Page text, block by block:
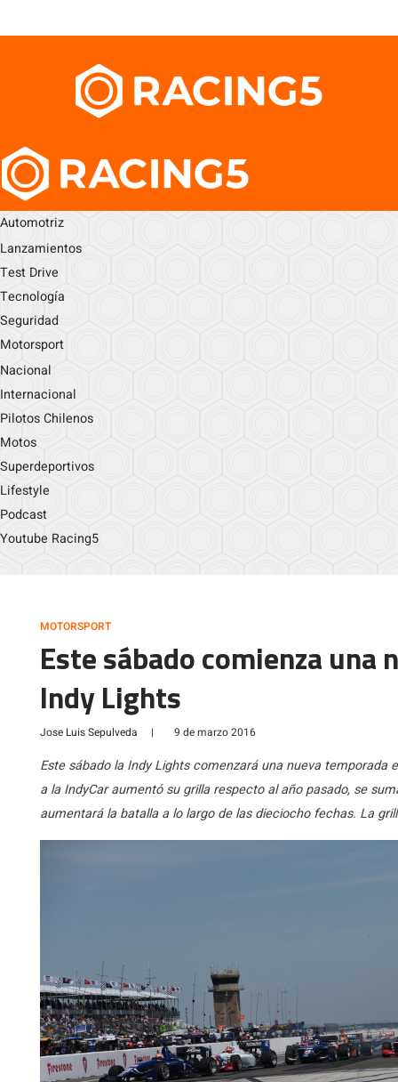
Automotriz
Lanzamientos
Test Drive
Tecnología
Seguridad
Motorsport
Nacional
Internacional
Pilotos Chilenos
Motos
Superdeportivos
Lifestyle
Podcast
Youtube Racing5
MOTORSPORT
Este sábado comienza una
Indy Lights
Jose Luis Sepulveda | 9 de marzo 2016
Este sábado la Indy Lights comenzará una nueva temporada
a la IndyCar aumentó su grilla respecto al año pasado, se
aumentará la batalla a lo largo de las dieciocho fechas. La